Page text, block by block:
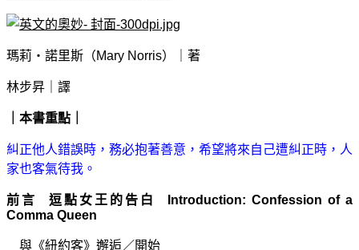
瑪莉‧諾里斯（Mary Norris）｜著
林步昇｜譯
｜本書重點｜
糾正他人錯誤時，務必抱著善意，希望將來自己遭糾正時，人
家也客氣待我。
前言 逗點女王的告白 Introduction: Confession of a
Comma Queen
與《紐約客》邂逅 ／開始